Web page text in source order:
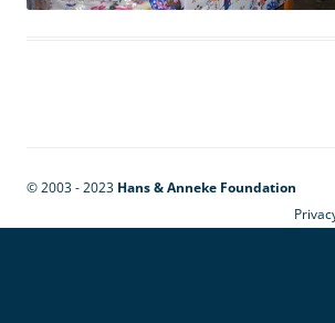
© 2003 - 2023 Hans & Anneke Foundation